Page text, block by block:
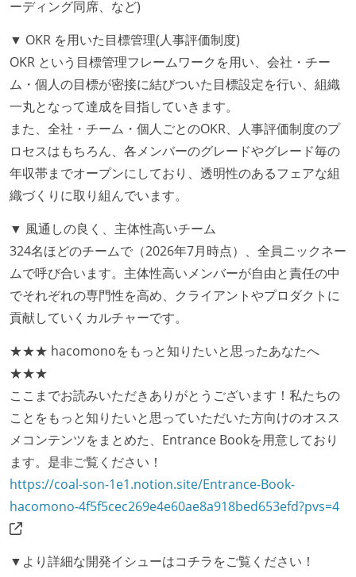
本番にデプロイされるコードには、全てコードレビュ
ーまたはペアプログラミングを実施している
何らかのコーディング規約をチーム全体で遵守するよ
うにしている
コード品質評価ツールを導入して、メンバーが常に確
認できるようにしている
テストの実施度
ほとんどのプロダクトコードに単体テストを記述、実
機能の実装と同時にテストコードを記述している
想定される複数環境での品質チェックを義務づけてい
る
アジャイル実践状況
1ヶ月以下の短い期間でのイテレーション開発を実践
デイリーでスタンドアップミーティング、またはそれ
に準じるチーム内の打ち合わせを行っている
イテレーションの最後などに、定期的にチームでふり
かえりミーティングを行っている
継続的なデプロイ（デリバリー）を行っている
ワークフローの整備
各メンバーが実装したコードのマージは Pull Request
ーディング同席、など)
▼ OKR を用いた目標管理(人事評価制度)
OKR という目標管理フレームワークを用い、会社・チー
ム・個人の目標が密接に結びついた目標設定を行い、組織
一丸となって達成を目指していきます。
また、全社・チーム・個人ごとのOKR、人事評価制度のプ
ロセスはもちろん、各メンバーのグレードやグレード毎の
年収帯までオープンにしており、透明性のあるフェアな組
織づくりに取り組んでいます。
▼ 風通しの良く、主体性高いチーム
324名ほどのチームで（2026年7月時点）、全員ニックネー
ムで呼び合います。主体性高いメンバーが自由と責任の中
でそれぞれの専門性を高め、クライアントやプロダクトに
貢献していくカルチャーです。
★★★ hacomonoをもっと知りたいと思ったあなたへ
★★★
ここまでお読みいただきありがとうございます！私たちの
ことをもっと知りたいと思っていただいた方向けのオスス
メコンテンツをまとめた、Entrance Bookを用意しており
ます。是非ご覧ください！
https://coal-son-1e1.notion.site/Entrance-Book-
hacomono-4f5f5cec269e4e60ae8a918bed653efd?pvs=4
▼より詳細な開発イシューはコチラをご覧ください！